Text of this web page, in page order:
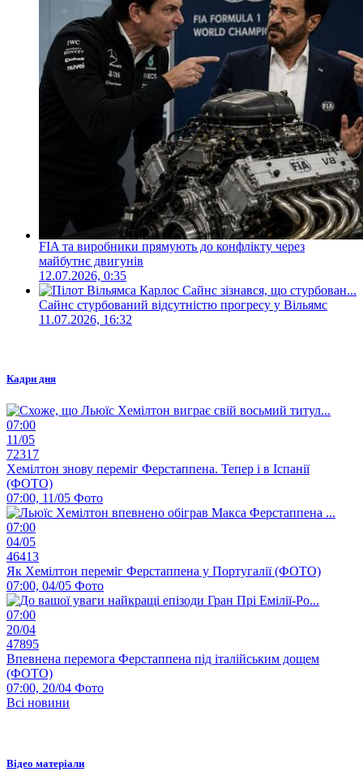
FIA та виробники прямують до конфлікту через
майбутнє двигунів
12.07.2026, 0:35
Сайнс стурбований відсутністю прогресу у Вільямс
11.07.2026, 16:32
Кадри дня
07:00
11/05
72317
Хемілтон знову переміг Ферстаппена. Тепер і в Іспанії
(ФОТО)
07:00, 11/05 Фото
07:00
04/05
46413
Як Хемілтон переміг Ферстаппена у Португалії (ФОТО)
07:00, 04/05 Фото
07:00
20/04
47895
Впевнена перемога Ферстаппена під італійським дощем
(ФОТО)
07:00, 20/04 Фото
Всі новини
Відео матеріали